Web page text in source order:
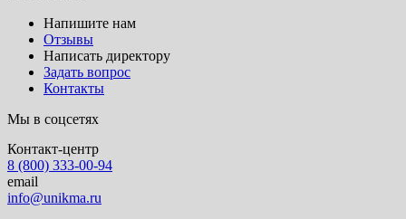
Напишите нам
Отзывы
Написать директору
Задать вопрос
Контакты
Мы в соцсетях
Контакт-центр
8 (800) 333-00-94
email
info@unikma.ru